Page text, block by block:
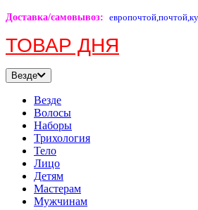
Доставка/самовывоз: европочтой,почтой,
ТОВАР ДНЯ
Везде
Везде
Волосы
Наборы
Трихология
Тело
Лицо
Детям
Мастерам
Мужчинам